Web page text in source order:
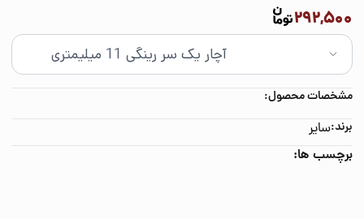
292,500
مشخصات محصول:
برند:سایر
برچسب ها: